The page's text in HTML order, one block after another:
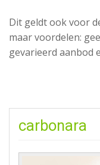
Dit geldt ook voor
maar voordelen:
gevarieerd aanbod
carbonara